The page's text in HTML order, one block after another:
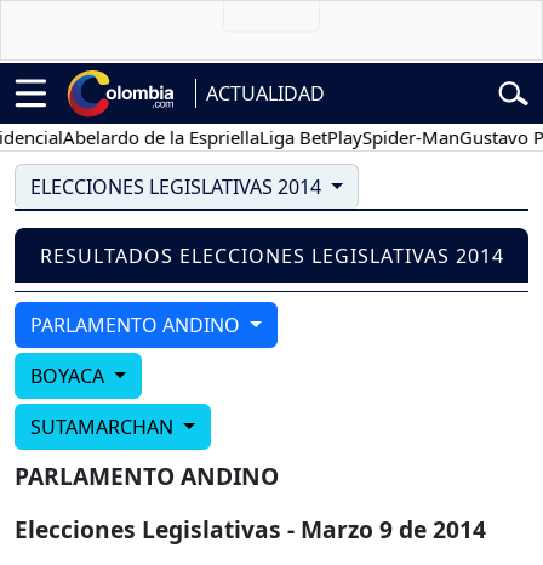
ACTUALIDAD
Abelardo de la EspriellaLiga BetPlaySpider-ManGustavo
ELECCIONES LEGISLATIVAS 2014
RESULTADOS ELECCIONES LEGISLATIVAS 2014
PARLAMENTO ANDINO
BOYACA
SUTAMARCHAN
PARLAMENTO ANDINO
Elecciones Legislativas - Marzo 9 de 2014